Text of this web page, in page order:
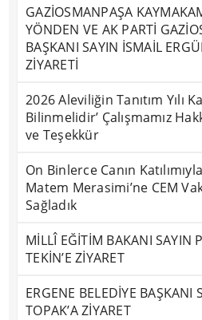
GAZİOSMANPAŞA
YÖNDEN VE AK PARTİ
BAŞKANI SAYIN İSMAİL
ZİYARETİ
2026 Aleviliğin Tanıtım Yılı
Bilinmelidir’ Çalışmamız
ve Teşekkür
On Binlerce Canın
Matem Merasimi’ne CEM
Sağladık
MİLLÎ EĞİTİM BAKANI SAYIN
TEKİN’E ZİYARET
ERGENE BELEDİYE BAŞKANI
TOPAK’A ZİYARET